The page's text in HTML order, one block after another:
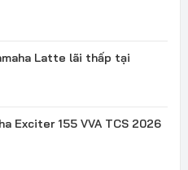
Latte lãi thấp tại
Exciter 155 VVA TCS 2026